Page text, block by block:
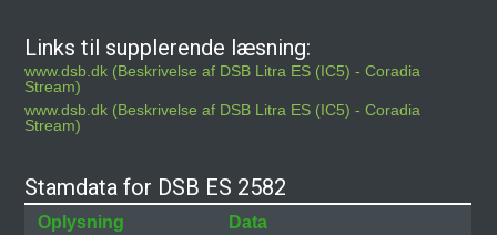
Links til supplerende læsning:
www.dsb.dk (Beskrivelse af DSB Litra ES (IC5) - Coradia
Stream)
www.dsb.dk (Beskrivelse af DSB Litra ES (IC5) - Coradia
Stream)
Stamdata for DSB ES 2582
Oplysning
Data